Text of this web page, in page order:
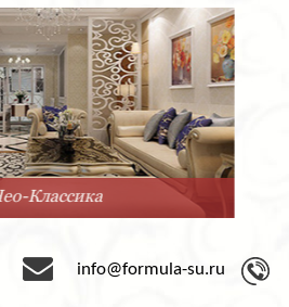
Минимализм
info@formula-su.ru